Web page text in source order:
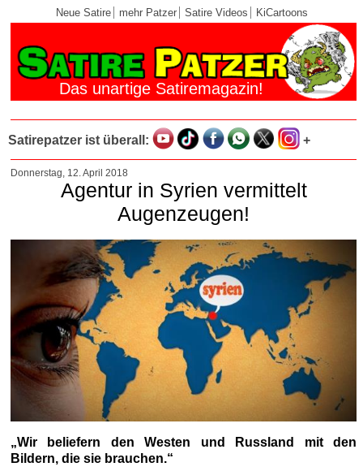
Neue Satire mehr Patzer Satire Videos KiCartoons
Das unartige Satiremagazin!
Satirepatzer ist überall: +
Donnerstag, 12. April 2018
Agentur in Syrien vermittelt
Augenzeugen!
„Wir beliefern den Westen und Russland mit den
Bildern, die sie brauchen.“